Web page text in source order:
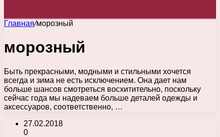
Главная/морозный
морозный
Быть прекрасными, модными и стильными хочется
всегда и зима не есть исключением. Она дает нам
больше шансов смотреться восхитительно, поскольку
сейчас года мы надеваем больше деталей одежды и
аксессуаров, соответственно, …
27.02.2018
0